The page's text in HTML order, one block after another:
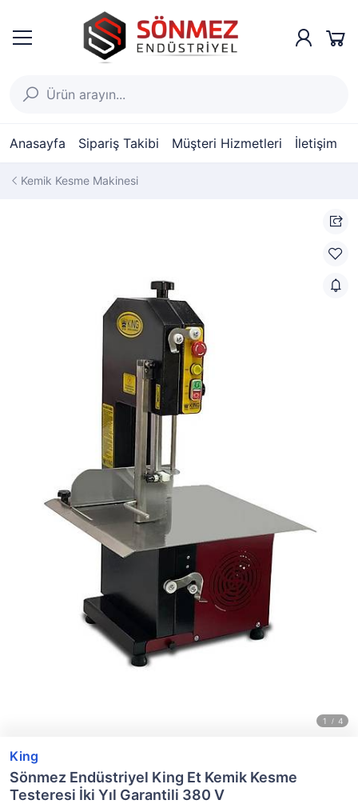
Anasayfa Sipariş Takibi Müşteri Hizmetleri İletişim
Kemik Kesme Makinesi
King
Sönmez Endüstriyel King Et Kemik Kesme
Testeresi İki Yıl Garantili 380 V